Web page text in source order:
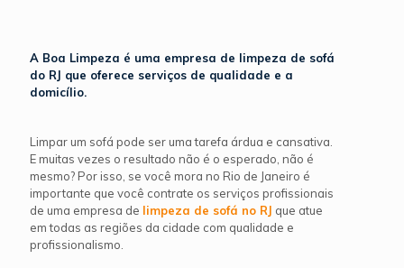
A Boa Limpeza é uma empresa de limpeza de sofá
do RJ que oferece serviços de qualidade e a
domicílio.
Limpar um sofá pode ser uma tarefa árdua e cansativa.
E muitas vezes o resultado não é o esperado, não é
mesmo? Por isso, se você mora no Rio de Janeiro é
importante que você contrate os serviços profissionais
de uma empresa de limpeza de sofá no RJ que atue
em todas as regiões da cidade com qualidade e
profissionalismo.